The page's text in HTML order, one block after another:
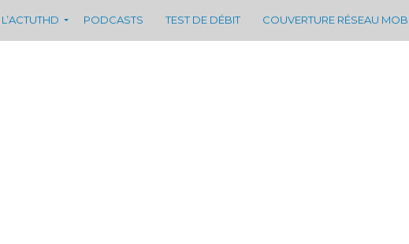
L’ACTUTHD PODCASTS TEST DE DÉBIT COUVERTURE RÉSEAU